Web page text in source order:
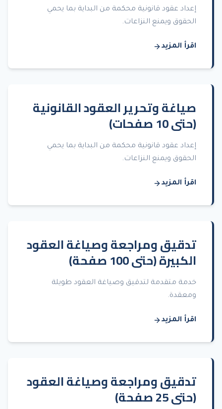
إعداد عقود قانونية محكمة من البداية بما يحمي
الحقوق ويمنع النزاعات.
اقرأ المزيد
صياغة وتحرير العقود القانونية
(حتى 10 صفحات)
إعداد عقود قانونية محكمة من البداية بما يحمي
الحقوق ويمنع النزاعات.
اقرأ المزيد
تدقيق ومراجعة وصياغة العقود
الكبيرة (حتى 100 صفحة)
خدمة متقدمة لتدقيق وصياغة العقود طويلة
ومعقدة.
اقرأ المزيد
تدقيق ومراجعة وصياغة العقود
(حتى 25 صفحة)